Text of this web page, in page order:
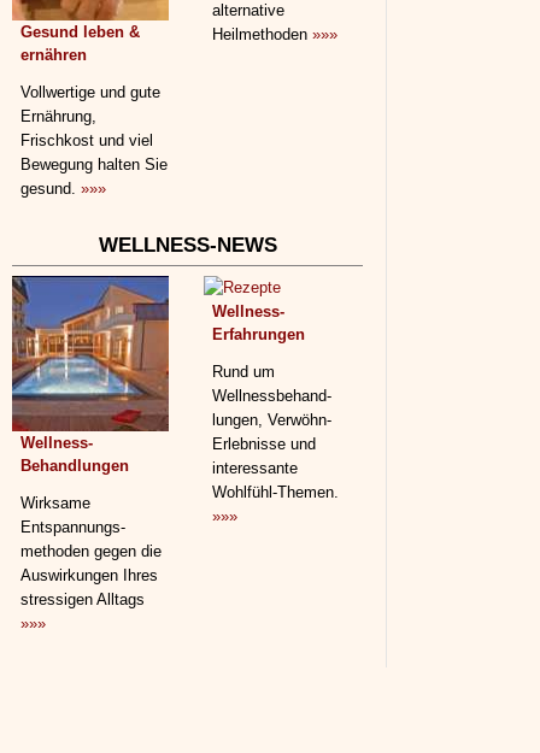
Gesund leben &
ernähren
Vollwertige und gute
Ernährung,
Frischkost und viel
Bewegung halten Sie
gesund. »»»
alternative
Heilmethoden »»»
WELLNESS-NEWS
Wellness-
Behandlungen
Wirksame
Entspannungs­
methoden gegen die
Auswirkungen Ihres
stressigen Alltags
»»»
Wellness-
Erfahrungen
Rund um
Wellnessbehand­
lungen, Verwöhn-
Erlebnisse und
interessante
Wohlfühl-Themen.
»»»